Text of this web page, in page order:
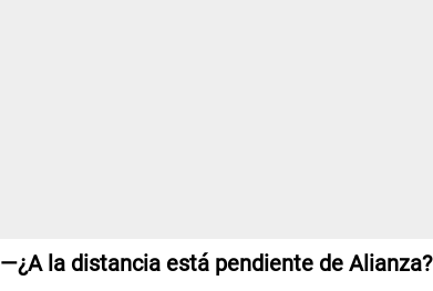
—¿A la distancia está pendiente de Alianza?